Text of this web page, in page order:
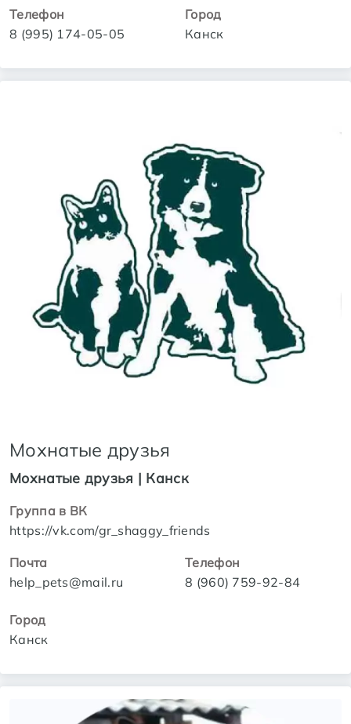
Телефон
8 (995) 174-05-05
Город
Канск
Мохнатые друзья
Мохнатые друзья | Канск
Группа в ВК
https://vk.com/gr_shaggy_friends
Почта
help_pets@mail.ru
Телефон
8 (960) 759-92-84
Город
Канск